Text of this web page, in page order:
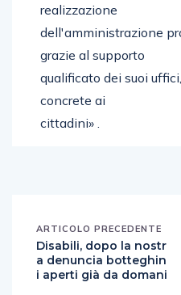
realizzazione
dell'amministrazione
grazie al supporto
qualificato dei suoi
concrete ai
cittadini» .
ARTICOLO PRECEDENTE
Disabili, dopo la nostr
a denuncia botteghin
i aperti già da domani